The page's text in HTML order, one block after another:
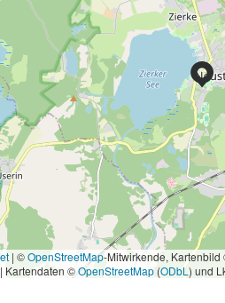
| ©OpenStreetMap-Mitwirkende,
Kartendaten ©OpenStreetMap(ODbL ) und